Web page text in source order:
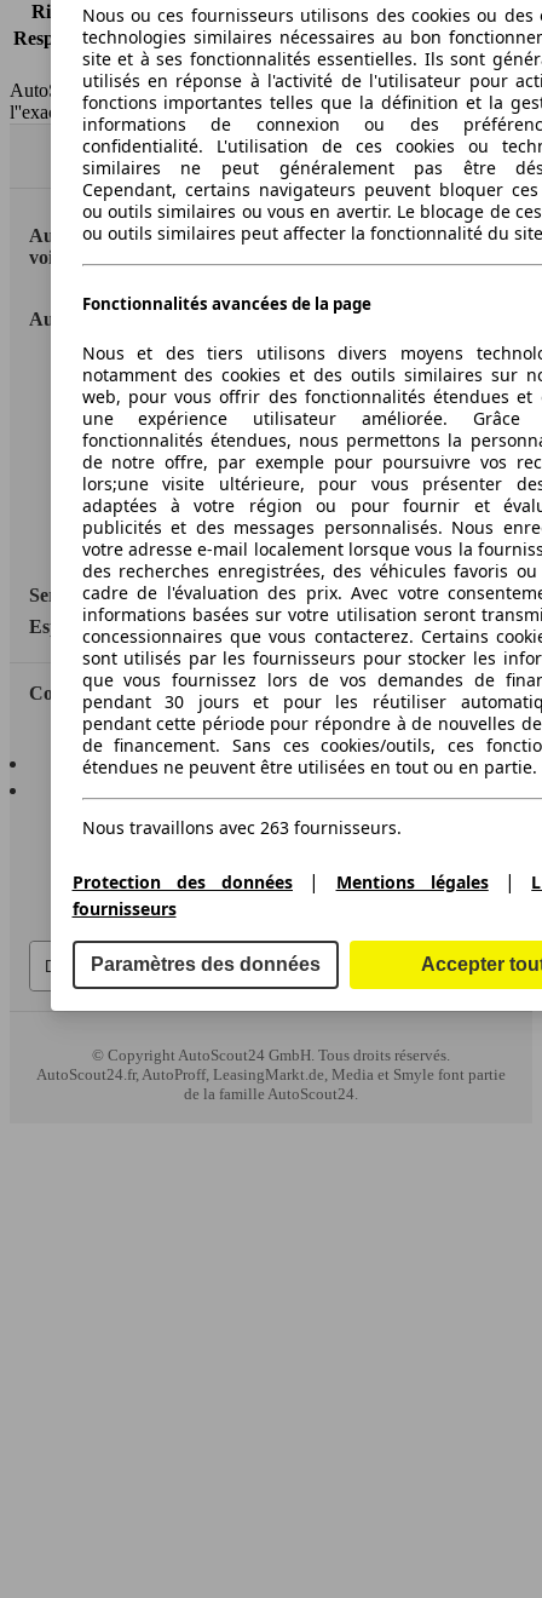
Risques partiels
Responsabilité civile -
HSN/TSN
n.c./n.c.
AutoScout24 France SAS décline toute responsabilité concernant
l''exactitude des indications fournies.
Haut
AutoScout24: la plus grande plateforme en ligne de
voitures en Europe
AutoScout24
A propos d'AutoScout24
Conditions d'utilisation
Informations légales
Protection des données
Accessibility Statement
Service
Espace Pro
Contact
AutoScout24 pour iOS
AutoScout24 pour Android
© CopyrightAutoScout24 GmbH. Tous droits réservés.
AutoScout24.fr, AutoProff, LeasingMarkt.de, Media et Smyle font partie
de la famille AutoScout24.
Nous ou ces fournisseurs utilisons des cookies ou des
technologies similaires nécessaires au bon
site et à ses fonctionnalités essentielles. Ils sont
utilisés en réponse à l'activité de l'utilisateur pour
fonctions importantes telles que la définition et la
informations de connexion ou des
confidentialité. L'utilisation de ces cookies ou
similaires ne peut généralement pas être
Cependant, certains navigateurs peuvent bloquer ces
ou outils similaires ou vous en avertir. Le blocage de
ou outils similaires peut affecter la fonctionnalité du
Fonctionnalités avancées de la page
Nous et des tiers utilisons divers moyens
notamment des cookies et des outils similaires sur
web, pour vous offrir des fonctionnalités étendues et
une expérience utilisateur améliorée.
fonctionnalités étendues, nous permettons la
de notre offre, par exemple pour poursuivre vos
lors;une visite ultérieure, pour vous présenter
adaptées à votre région ou pour fournir et
publicités et des messages personnalisés. Nous
votre adresse e-mail localement lorsque vous la
des recherches enregistrées, des véhicules favoris
cadre de l'évaluation des prix. Avec votre
informations basées sur votre utilisation seront
concessionnaires que vous contacterez. Certains
sont utilisés par les fournisseurs pour stocker les
que vous fournissez lors de vos demandes de
pendant 30 jours et pour les réutiliser
pendant cette période pour répondre à de nouvelles
de financement. Sans ces cookies/outils, ces
étendues ne peuvent être utilisées en tout ou en partie.
Nous travaillons avec 263 fournisseurs.
Protection des données | Mentions légales|
fournisseurs
Paramètres des données Accepter